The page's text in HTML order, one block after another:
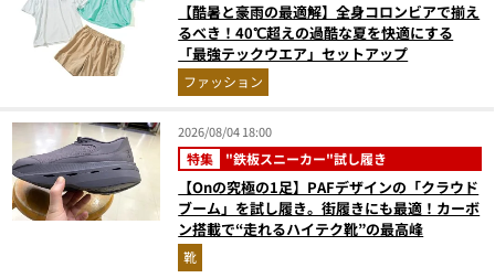
【酷暑と豪雨の最適解】全身コロンビアで揃え
るべき！40℃超えの過酷な夏を快適にする
「最強テックウエア」セットアップ
ファッション
2026/08/04 18:00
特集 "鉄板スニーカー"試し履き
【Onの究極の1足】PAFデザインの「クラウド
ブーム」を試し履き。街履きにも最適！カーボ
ン搭載で“走れるハイテク靴”の最高峰
靴